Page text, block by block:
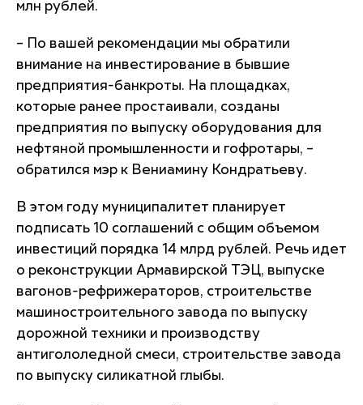
млн рублей.
– По вашей рекомендации мы обратили
внимание на инвестирование в бывшие
предприятия-банкроты. На площадках,
которые ранее простаивали, созданы
предприятия по выпуску оборудования для
нефтяной промышленности и гофротары, –
обратился мэр к Вениамину Кондратьеву.
В этом году муниципалитет планирует
подписать 10 соглашений с общим объемом
инвестиций порядка 14 млрд рублей. Речь идет
о реконструкции Армавирской ТЭЦ, выпуске
вагонов-рефрижераторов, строительстве
машиностроительного завода по выпуску
дорожной техники и производству
антигололедной смеси, строительстве завода
по выпуску силикатной глыбы.